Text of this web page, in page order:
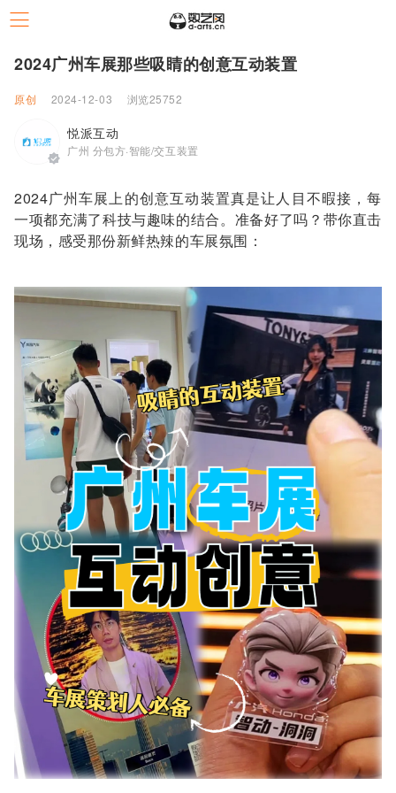
2024广州车展那些吸睛的创意互动装置
原创 2024-12-03 浏览25752
悦派互动
广州 分包方·智能/交互装置
2024广州车展上的创意互动装置真是让人目不暇接，每
一项都充满了科技与趣味的结合。准备好了吗？带你直击
现场，感受那份新鲜热辣的车展氛围：